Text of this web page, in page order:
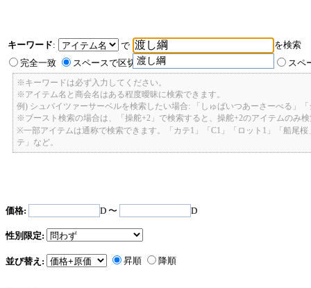
キーワード:
で
渡し綱
を検索
完全一致
スペースで区切ったキーワードのいずれかを含む スペ
※キーワードは必ず入力してください。
※アイテム名と商会名はある程度曖昧に検索できます。
例) シュバイツァーサーベルを検索したい場合: 「しゅばいつあーさーべる」
※ブースト検索の場合は、「操舵+2」で検索すると、操舵+2のアイテムのみ
※一部アイテムは通称で検索できます。「カテ1」「C1」「ロット1」「船尾
テ」など。
価格: D 〜 D
性別限定:
並び替え: 昇順 降順